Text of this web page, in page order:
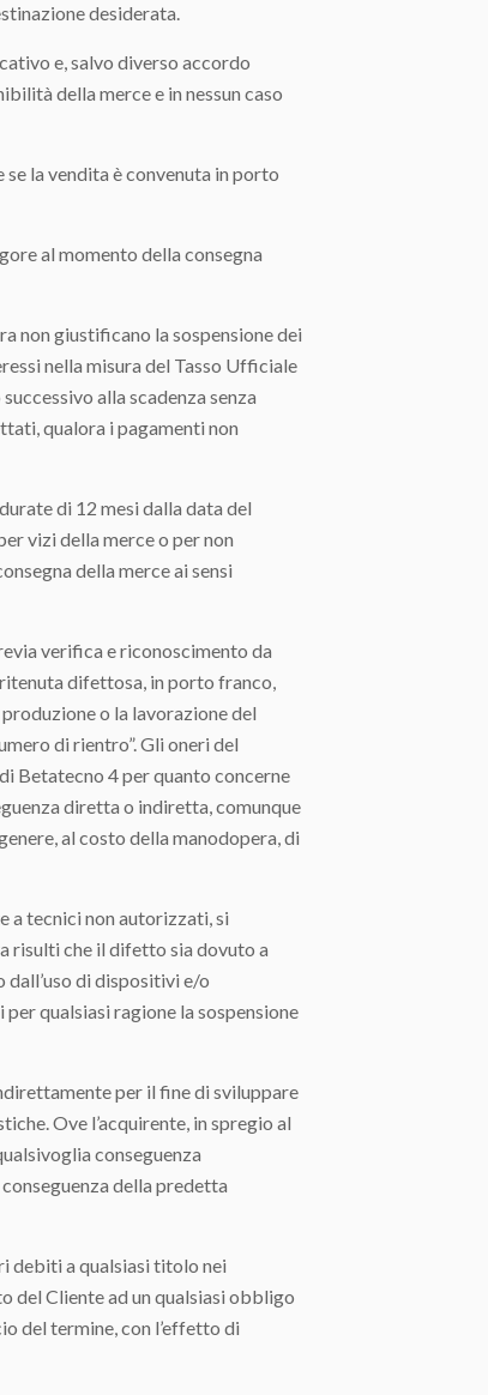
desiderata.
e, salvo diverso accordo
della merce e in nessun caso
la vendita è convenuta in porto
al momento della consegna
non giustificano la sospensione dei
nella misura del Tasso Ufficiale
alla scadenza senza
qualora i pagamenti non
di 12 mesi dalla data del
vizi della merce o per non
della merce ai sensi
verifica e riconoscimento da
difettosa, in porto franco,
o la lavorazione del
di rientro”. Gli oneri del
Betatecno 4 per quanto concerne
diretta o indiretta, comunque
al costo della manodopera, di
a tecnici non autorizzati, si
risulti che il difetto sia dovuto a
dall’uso di dispositivi e/o
qualsiasi ragione la sospensione
per il fine di sviluppare
Ove l’acquirente, in spregio al
conseguenza
della predetta
debiti a qualsiasi titolo nei
del Cliente ad un qualsiasi obbligo
del termine, con l’effetto di